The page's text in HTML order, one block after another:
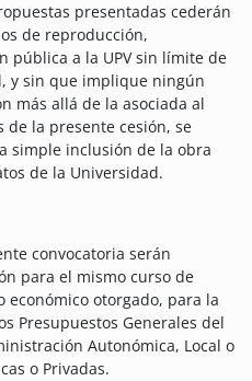
presentadas cederán
de reproducción,
pública a la UPV sin límite de
y sin que implique ningún
más allá de la asociada al
de la presente cesión, se
simple inclusión de la obra
de la Universidad.
convocatoria serán
para el mismo curso de
otorgado, para la
Presupuestos Generales del
Autonómica, Local o
o Privadas.